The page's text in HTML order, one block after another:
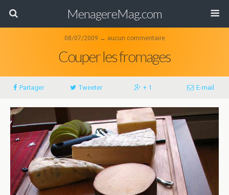
MenagereMag.com
08/07/2009 ↔ aucun commentaire
Couper les fromages
Partager Tweeter + 1 E-mail